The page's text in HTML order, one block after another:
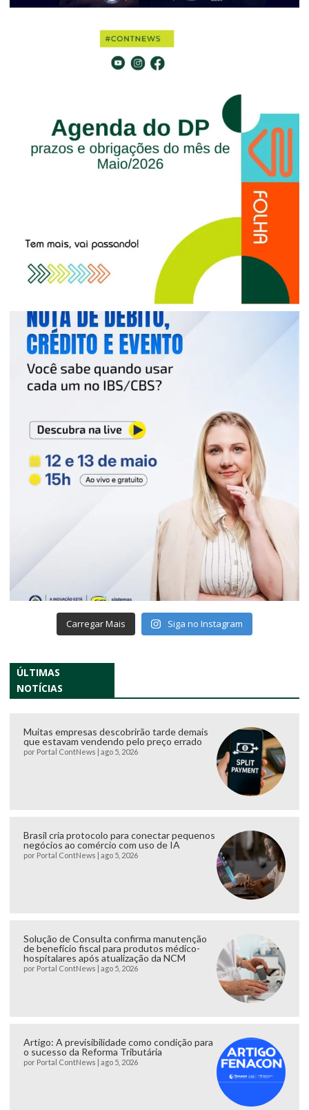
Carregar Mais Siga no Instagram
ÚLTIMAS
NOTÍCIAS
Muitas empresas descobrirão tarde demais
que estavam vendendo pelo preço errado
por Portal ContNews | ago 5, 2026
Brasil cria protocolo para conectar pequenos
negócios ao comércio com uso de IA
por Portal ContNews | ago 5, 2026
Solução de Consulta confirma manutenção
de benefício fiscal para produtos médico-
hospitalares após atualização da NCM
por Portal ContNews | ago 5, 2026
Artigo: A previsibilidade como condição para
o sucesso da Reforma Tributária
por Portal ContNews | ago 5, 2026